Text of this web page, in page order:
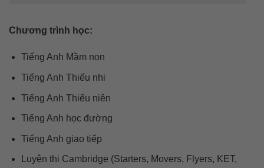
Chương trình học:
Tiếng Anh Mầm non
Tiếng Anh Thiếu nhi
Tiếng Anh Thiếu niên
Tiếng Anh học đường
Tiếng Anh giao tiếp
Luyện thi Cambridge (Starters, Movers, Flyers, KET,